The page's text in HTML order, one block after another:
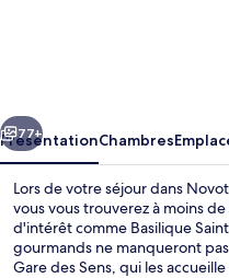
Saint
Jean
Suivant
77+
PrésentationChambres
Lors de votre séjour dans
vous vous trouverez à moins
d'intérêt comme Basilique
gourmands ne manqueront
Gare des Sens, qui les